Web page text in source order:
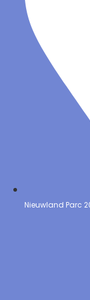
Nieuwland Parc